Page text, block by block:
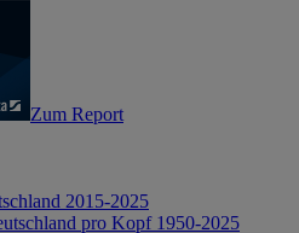
Zum Report
2015-2025
pro Kopf 1950-2025